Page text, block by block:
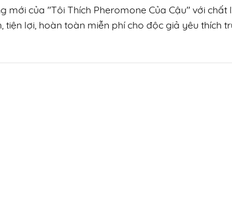
của "Tôi Thích Pheromone Của Cậu" với chất
lợi, hoàn toàn miễn phí cho độc giả yêu thích